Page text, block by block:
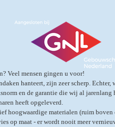
Veel mensen gingen u voor!
hanteert, zijn zeer scherp. Echter,
en de garantie die wij al jarenlang
heeft opgeleverd.
hoogwaardige materialen (ruim boven
op maat - er wordt nooit meer